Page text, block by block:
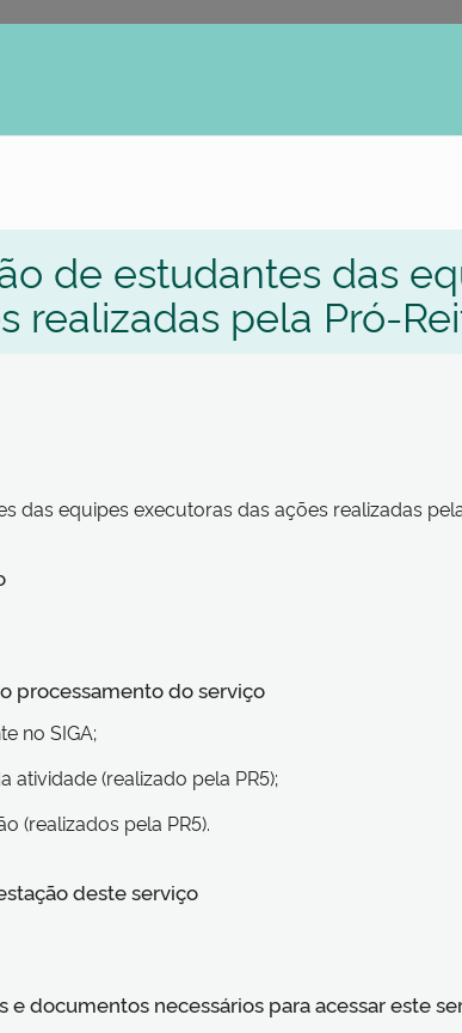
de estudantes das
realizadas pela Pró-
das equipes executoras das ações realizadas
processamento do serviço
no SIGA;
atividade (realizado pela PR5);
(realizados pela PR5).
deste serviço
e documentos necessários para acessar este